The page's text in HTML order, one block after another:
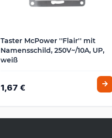
Taster McPower ''Flair'' mit
Namensschild, 250V~/10A, UP,
weiß
1,67 €